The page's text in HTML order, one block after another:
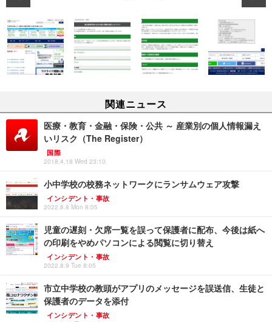
関連ニュース
医療・教育・金融・保険・公共 ～ 産業別の個人情報漏え
いリスク（The Register）
国際
2018.4.18 Wed 23:10
小中学校の校務ネットワークにランサムウェア攻撃
インシデント・事故
2022.8.8 Mon 8:05
児童の遅刻・欠席一覧を誤って保護者に配布、今後は紙へ
の印刷をやめパソコンによる閲覧に切り替え
インシデント・事故
2022.8.9 Tue 8:05
市立中学校の教頭がアプリのメッセージを誤送信、生徒と
保護者のデータを添付
インシデント・事故